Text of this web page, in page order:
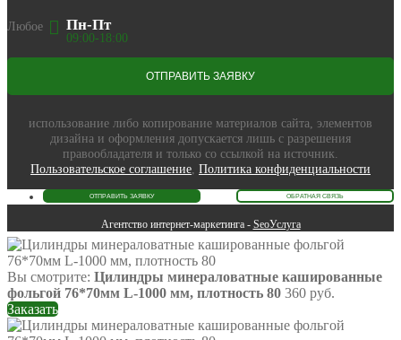
Пн-Пт
09:00-18:00
Любое
использование либо копирование материалов сайта, элементов
дизайна и оформления допускается лишь с разрешения
правообладателя и только со ссылкой на источник.
Пользовательское соглашение Политика конфиденциальности
Агентство интернет-маркетинга - SeoУслуга
Вы смотрите: Цилиндры минераловатные кашированные
фольгой 76*70мм L-1000 мм, плотность 80 360 руб.
Заказать